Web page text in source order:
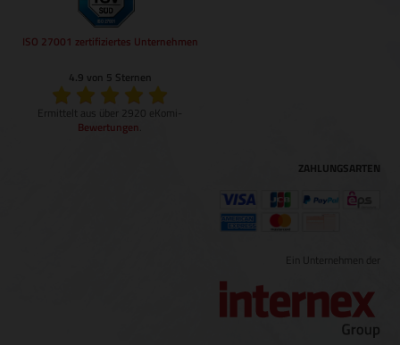
ISO 27001 zertifiziertes Unternehmen
4.9 von 5 Sternen
Ermittelt aus über 2920 eKomi-
Bewertungen
ZAHLUNGSARTEN
Ein Unternehmen der